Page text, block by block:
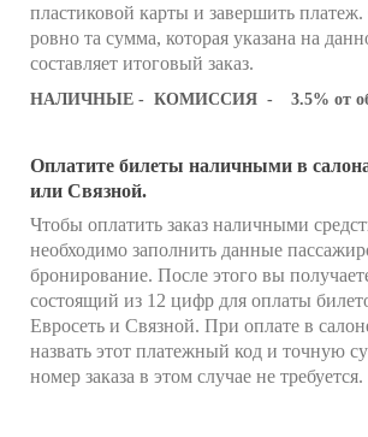
пластиковой карты и завершить платеж.
ровно та сумма, которая указана на
составляет итоговый заказ.
НАЛИЧНЫЕ - КОМИССИЯ - 3.5% от
Оплатите билеты наличными в
или Связной.
Чтобы оплатить заказ наличными
необходимо заполнить данные
бронирование. После этого вы
состоящий из 12 цифр для оплаты
Евросеть и Связной. При оплате в
назвать этот платежный код и точную
номер заказа в этом случае не требуется.